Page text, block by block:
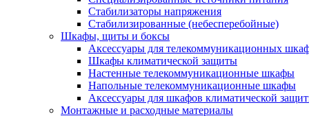
Стабилизаторы напряжения
Стабилизированные (небесперебойные)
Шкафы, щиты и боксы
Аксессуары для телекоммуникационных
Шкафы климатической защиты
Настенные телекоммуникационные шкафы
Напольные телекоммуникационные шкафы
Аксессуары для шкафов климатической
Монтажные и расходные материалы